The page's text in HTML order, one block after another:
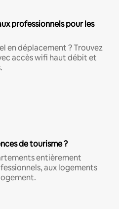
professionnels pour les
en déplacement ? Trouvez
accès wifi haut débit et
de tourisme ?
entièrement
aux logements